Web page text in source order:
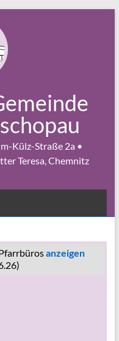
Külz-Straße 2a •
Teresa, Chemnitz
anzeigen